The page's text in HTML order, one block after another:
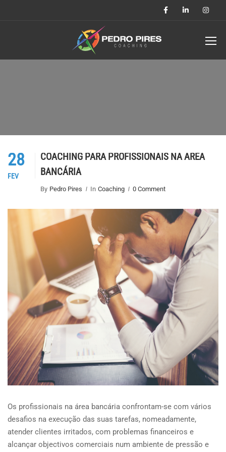
28
FEV
COACHING PARA PROFISSIONAIS NA ÁREA
BANCÁRIA
By Pedro Pires In Coaching 0 Comment
Os profissionais na área bancária confrontam-se com vários
desafios na execução das suas tarefas, nomeadamente,
atender clientes irritados, com problemas financeiros e
alcançar objectivos comerciais num ambiente de pressão e